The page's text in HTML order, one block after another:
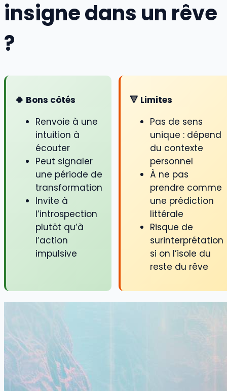
insigne dans un rêve
?
🍀 Bons côtés
Renvoie à une
intuition à
écouter
Peut signaler
une période de
transformation
Invite à
l’introspection
plutôt qu’à
l’action
impulsive
🔻 Limites
Pas de sens
unique : dépend
du contexte
personnel
À ne pas
prendre comme
une prédiction
littérale
Risque de
surinterprétation
si on l’isole du
reste du rêve